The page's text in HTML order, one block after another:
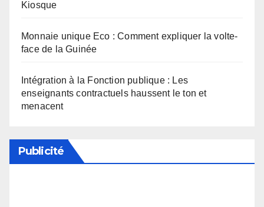
Kiosque
Monnaie unique Eco : Comment expliquer la volte-
face de la Guinée
Intégration à la Fonction publique : Les
enseignants contractuels haussent le ton et
menacent
Publicité